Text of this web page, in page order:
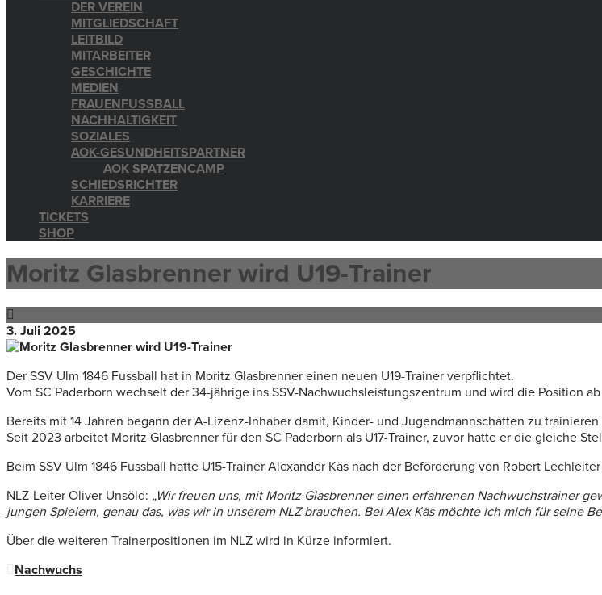
DER VEREIN
MITGLIEDSCHAFT
LEITBILD
MITARBEITER
GESCHICHTE
MEDIEN
FRAUENFUSSBALL
NACHHALTIGKEIT
SOZIALES
AOK-GESUNDHEITSPARTNER
AOK SPATZENCAMP
SCHIEDSRICHTER
KARRIERE
TICKETS
SHOP
Moritz Glasbrenner wird U19-Trainer
3. Juli 2025
Der SSV Ulm 1846 Fussball hat in Moritz Glasbrenner einen neuen U19-Trainer verpflichtet.
Vom SC Paderborn wechselt der 34-jährige ins SSV-Nachwuchsleistungszentrum und wird die Position
Bereits mit 14 Jahren begann der A-Lizenz-Inhaber damit, Kinder- und Jugendmannschaften zu
Seit 2023 arbeitet Moritz Glasbrenner für den SC Paderborn als U17-Trainer, zuvor hatte er die gleiche
Beim SSV Ulm 1846 Fussball hatte U15-Trainer Alexander Käs nach der Beförderung von Robert
NLZ-Leiter Oliver Unsöld: „Wir freuen uns, mit Moritz Glasbrenner einen erfahrenen Nachwuchstrainer
jungen Spielern, genau das, was wir in unserem NLZ brauchen. Bei Alex Käs möchte ich mich für seine
Über die weiteren Trainerpositionen im NLZ wird in Kürze informiert.
Nachwuchs